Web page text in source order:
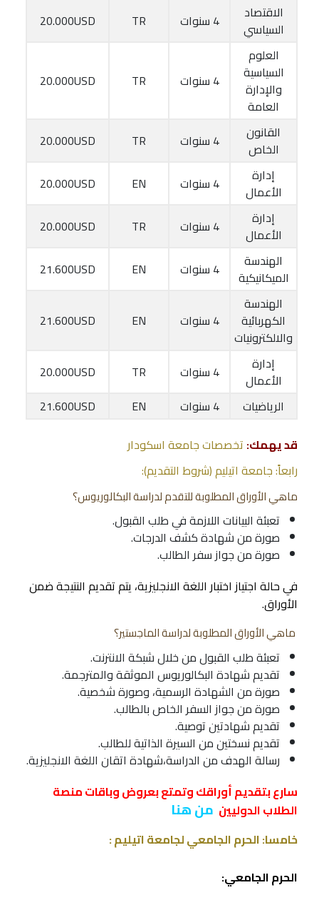
الاقتصاد
السياسي
4 سنوات TR
20.000USD
العلوم
السياسية
والإدارة
العامة
4 سنوات TR
20.000USD
القانون
الخاص
4 سنوات TR
20.000USD
إدارة
الأعمال
4 سنوات EN
20.000USD
إدارة
الأعمال
4 سنوات TR
20.000USD
الهندسة
الميكانيكية
4 سنوات EN
21.600USD
الهندسة
الكهربائية
والالكترونيات
4 سنوات EN
21.600USD
إدارة
الأعمال
4 سنوات TR
20.000USD
الرياضيات
4 سنوات EN
21.600USD
قد يهمك: تخصصات جامعة اسكودار
رابعاً: جامعة اتيليم (شروط التقديم):
ماهي الأوراق المطلوبة للتقدم لدراسة البكالوريوس؟
تعبئة البيانات اللازمة في طلب القبول.
صورة من شهادة كشف الدرجات.
صورة من جواز سفر الطالب.
في حالة اجتياز اختبار اللغة الانجليزية، يتم تقديم النتيجة ضمن
الأوراق.
ماهي الأوراق المطلوبة لدراسة الماجستير؟
تعبئة طلب القبول من خلال شبكة الانترنت.
تقديم شهادة البكالوريوس الموثقة والمترجمة.
صورة من الشهادة الرسمية، وصورة شخصية.
صورة من جواز السفر الخاص بالطالب.
تقديم شهادتين توصية.
تقديم نسختين من السيرة الذاتية للطالب.
رسالة الهدف من الدراسة،شهادة اتقان اللغة الانجليزية.
سارع بتقديم أوراقك وتمتع بعروض وباقات منصة
الطلاب الدوليين من هنا
خامسا: الحرم الجامعي لجامعة اتيليم :
الحرم الجامعي: